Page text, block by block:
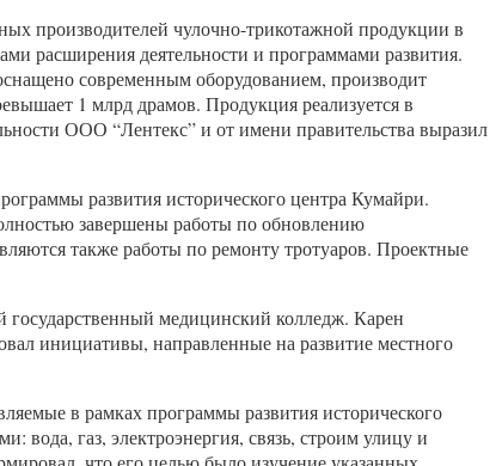
производителей чулочно-трикотажной продукции в
расширения деятельности и программами развития.
современным оборудованием, производит
1 млрд драмов. Продукция реализуется в
ООО “Лентекс” и от имени правительства выразил
развития исторического центра Кумайри.
завершены работы по обновлению
также работы по ремонту тротуаров. Проектные
медицинский колледж. Карен
инициативы, направленные на развитие местного
в рамках программы развития исторического
вода, газ, электроэнергия, связь, строим улицу и